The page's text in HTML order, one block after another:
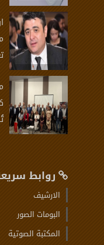
روابط
الارشيف
البومات الصور
المكتبة الصوتية